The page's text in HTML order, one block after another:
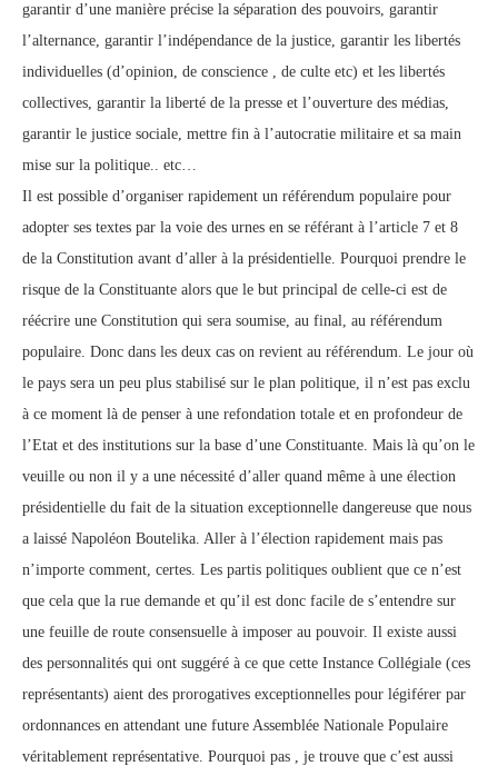
garantir d’une manière précise la séparation des pouvoirs, garantir
l’alternance, garantir l’indépendance de la justice, garantir les libertés
individuelles (d’opinion, de conscience , de culte etc) et les libertés
collectives, garantir la liberté de la presse et l’ouverture des médias,
garantir le justice sociale, mettre fin à l’autocratie militaire et sa main
mise sur la politique.. etc…
Il est possible d’organiser rapidement un référendum populaire pour
adopter ses textes par la voie des urnes en se référant à l’article 7 et 8
de la Constitution avant d’aller à la présidentielle. Pourquoi prendre le
risque de la Constituante alors que le but principal de celle-ci est de
réécrire une Constitution qui sera soumise, au final, au référendum
populaire. Donc dans les deux cas on revient au référendum. Le jour où
le pays sera un peu plus stabilisé sur le plan politique, il n’est pas exclu
à ce moment là de penser à une refondation totale et en profondeur de
l’Etat et des institutions sur la base d’une Constituante. Mais là qu’on le
veuille ou non il y a une nécessité d’aller quand même à une élection
présidentielle du fait de la situation exceptionnelle dangereuse que nous
a laissé Napoléon Boutelika. Aller à l’élection rapidement mais pas
n’importe comment, certes. Les partis politiques oublient que ce n’est
que cela que la rue demande et qu’il est donc facile de s’entendre sur
une feuille de route consensuelle à imposer au pouvoir. Il existe aussi
des personnalités qui ont suggéré à ce que cette Instance Collégiale (ces
représentants) aient des prorogatives exceptionnelles pour légiférer par
ordonnances en attendant une future Assemblée Nationale Populaire
véritablement représentative. Pourquoi pas , je trouve que c’est aussi